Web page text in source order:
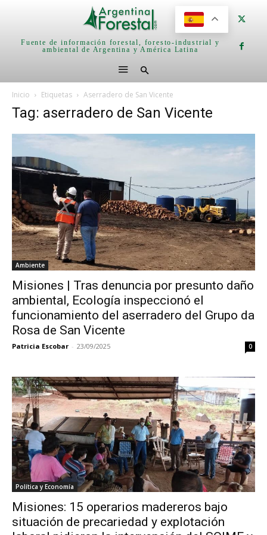
Fuente de información forestal, foresto-industrial y
ambiental de Argentina y América Latina
Inicio Etiquetas Aserradero de San Vicente
Tag: aserradero de San Vicente
Ambiente
Misiones | Tras denuncia por presunto daño
ambiental, Ecología inspeccionó el
funcionamiento del aserradero del Grupo da
Rosa de San Vicente
Patricia Escobar - 23/09/2025 0
Política y Economía
Misiones: 15 operarios madereros bajo
situación de precariedad y explotación